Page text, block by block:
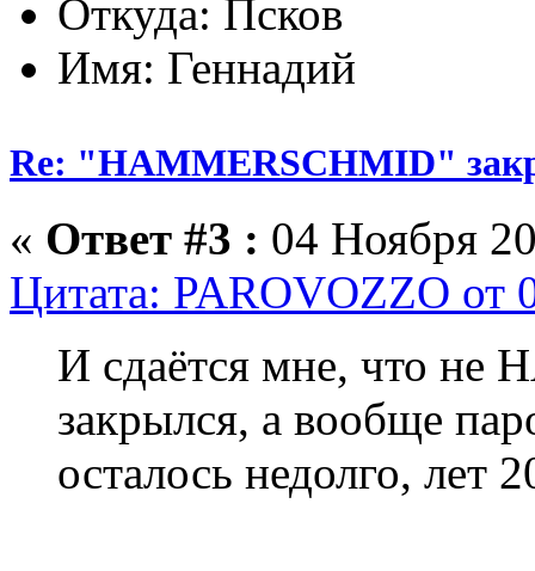
Откуда: Псков
Имя: Геннадий
Re: "HAMMERSCHMID"
« Ответ #3 : 04 Ноября
Цитата: PAROVOZZO от
И сдаётся мне, что не
закрылся, а вообще
осталось недолго, лет